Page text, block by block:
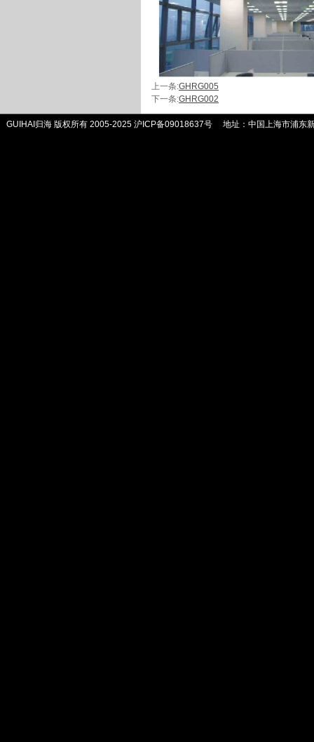
上一条:GHRG005
下一条:GHRG002
GUIHAI归海 版权所有 2005-2025 沪ICP备09018637号 地址：中国上海市浦东